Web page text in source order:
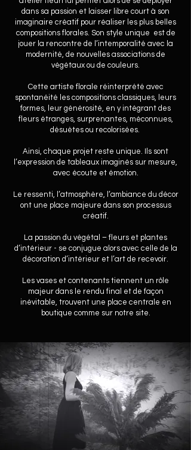
dans sa passion et laisser libre court à son
imaginaire créatif pour réaliser les plus belles
compositions florales. Son style unique est de
jouer la rencontre de l’intemporalité avec la
modernité, de nouvelles associations de
végétaux ou de couleurs.
Cette artiste florale réinterprété avec
spontanéité les compositions classiques, leurs
formes, leur générosité, en y intégrant des
fleurs étranges, surprenantes, méconnues,
désuètes ou recolorisées.
Ainsi, chaque projet reste unique. Ils sont
l’expression de tableaux imaginés sur mesure,
avec écoute et émotion.
Le ressenti, l’atmosphère, l’ambiance du décor
ont une place majeure dans son processus
créatif.
La passion du végétal – fleurs et plantes
d’intérieur - se conjugue alors avec celle de la
décoration d’intérieur et l’art de recevoir.
Les vases et contenants tiennent un rôle
majeur dans le rendu final et de façon
inévitable, trouvent une place centrale en
boutique comme sur notre site.